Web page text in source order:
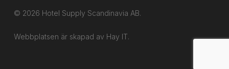
© 2026 Hotel Supply Scandinavia AB.
Webbplatsen är skapad av Hay IT.